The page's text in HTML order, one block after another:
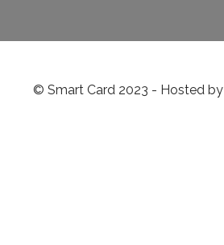
© Smart Card 2023 - Hosted by